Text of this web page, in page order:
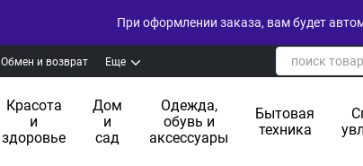
При оформлении заказа, вам будет
Обмен и возврат Еще
Красота
и
здоровье
Дом
и
сад
Одежда,
обувь и
аксессуары
Бытовая
техника